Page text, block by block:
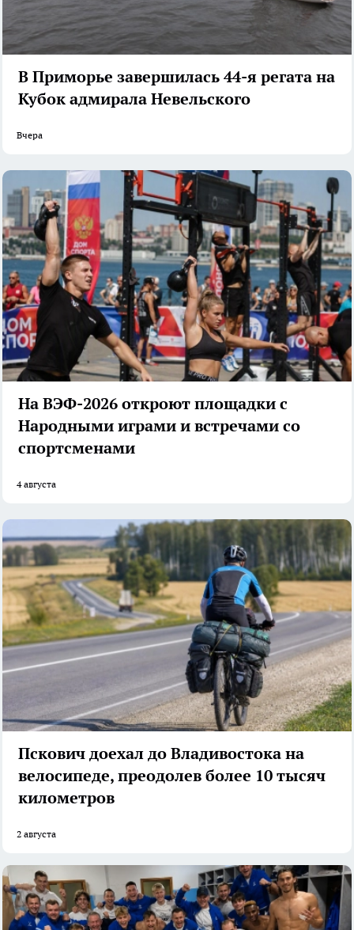
В Приморье завершилась 44-я регата на
Кубок адмирала Невельского
Вчера
На ВЭФ-2026 откроют площадки с
Народными играми и встречами со
спортсменами
4 августа
Пскович доехал до Владивостока на
велосипеде, преодолев более 10 тысяч
километров
2 августа